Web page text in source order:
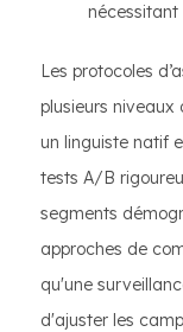
nécessitant
Les protocoles
plusieurs niveaux
un linguiste natif
tests A/B
segments
approches de
qu'une
d'ajuster les